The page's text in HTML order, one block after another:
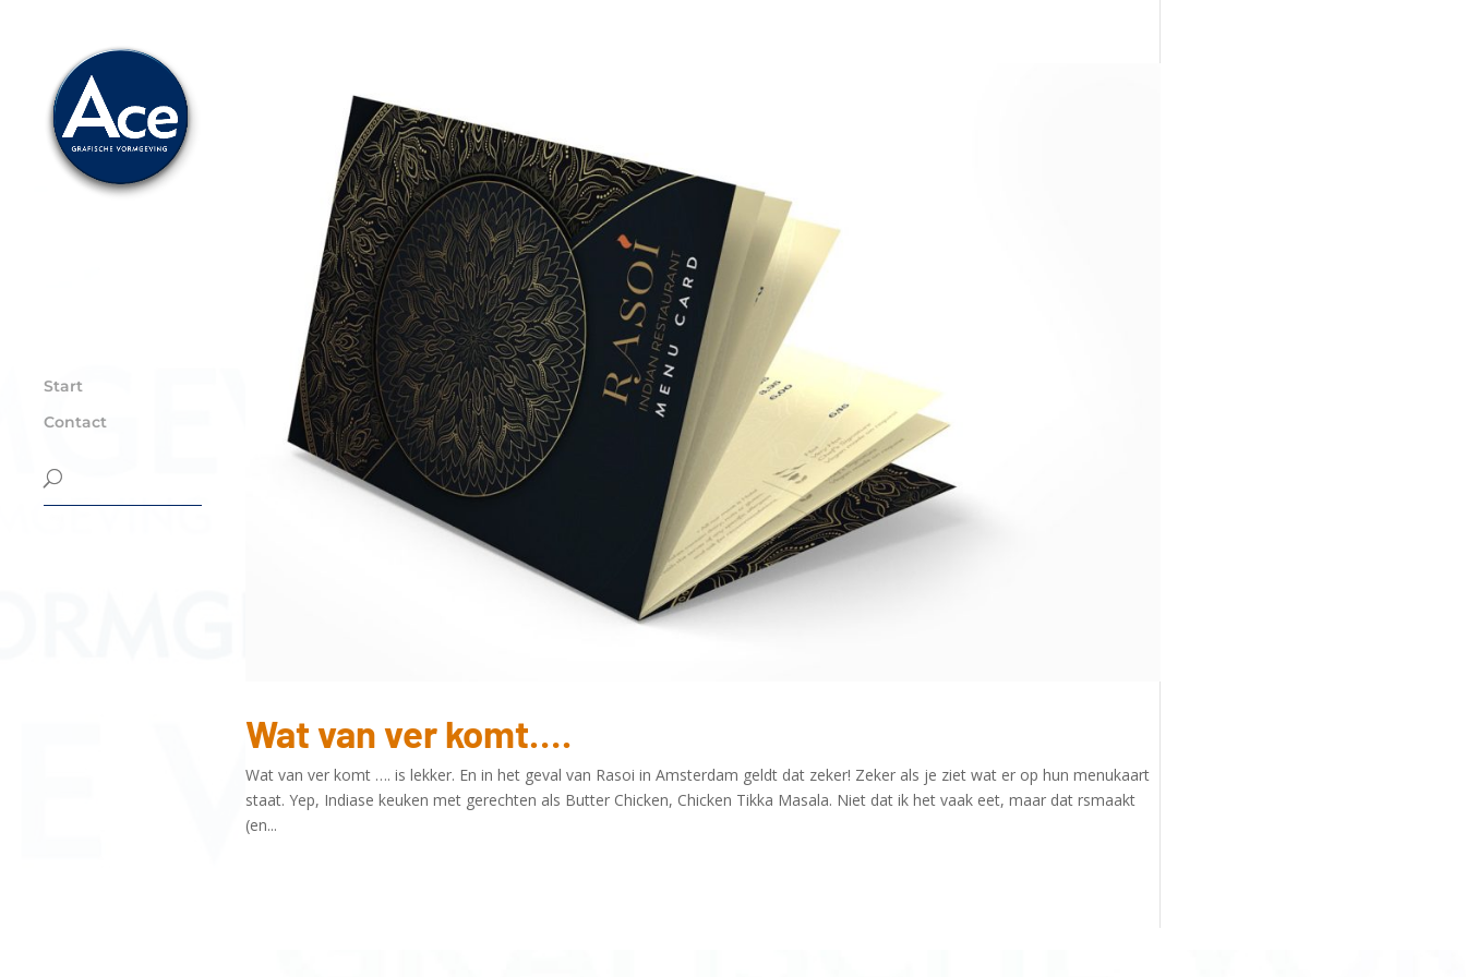
Start
Contact
Wat van ver komt….
Wat van ver komt …. is lekker. En in het geval van Rasoi in Amsterdam geldt dat zeker! Zeker als je ziet wat er op hun menukaart
staat. Yep, Indiase keuken met gerechten als Butter Chicken, Chicken Tikka Masala. Niet dat ik het vaak eet, maar dat rsmaakt
(en...